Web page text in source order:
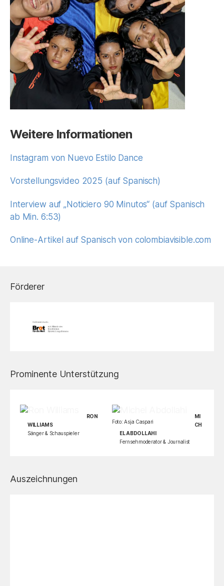
Weitere Informationen
Instagram von Nuevo Estilo Dance
Vorstellungsvideo 2025 (auf Spanisch)
Interview auf „Noticiero 90 Minutos“ (auf Spanisch
ab Min. 6:53)
Online-Artikel auf Spanisch von colombiavisible.com
Förderer
Prominente Unterstützung
RON
WILLIAMS
Sänger & Schauspieler
Foto: Asja Caspari
MI
CH
EL ABDOLLAHI
Fernsehmoderator & Journalist
Auszeichnungen